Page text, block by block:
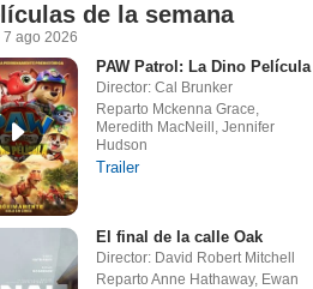
de la semana
7 ago 2026
PAW Patrol: La Dino Película
Director: Cal Brunker
Reparto Mckenna Grace,
Meredith MacNeill, Jennifer
Hudson
Trailer
El final de la calle Oak
Director: David Robert Mitchell
Reparto Anne Hathaway, Ewan